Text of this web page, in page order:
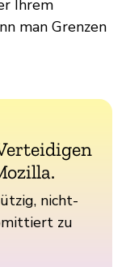
Ihrem
man Grenzen
nicht-
zu